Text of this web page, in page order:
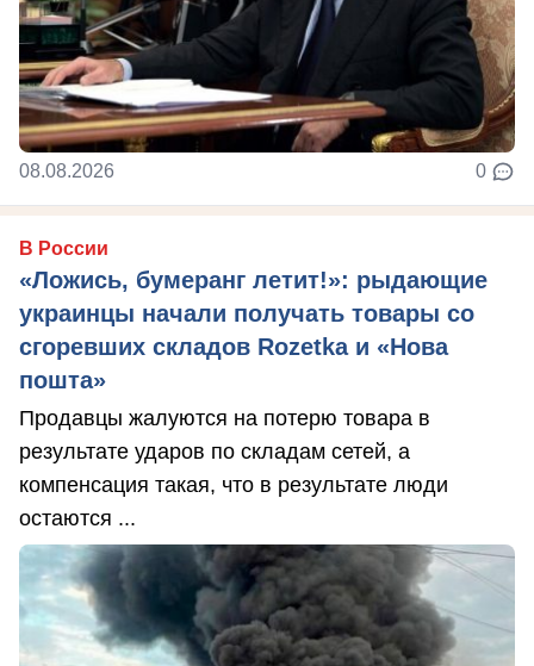
08.08.2026 0
В России
«Ложись, бумеранг летит!»: рыдающие
украинцы начали получать товары со
сгоревших складов Rozetka и «Нова
пошта»
Продавцы жалуются на потерю товара в
результате ударов по складам сетей, а
компенсация такая, что в результате люди
остаются ...